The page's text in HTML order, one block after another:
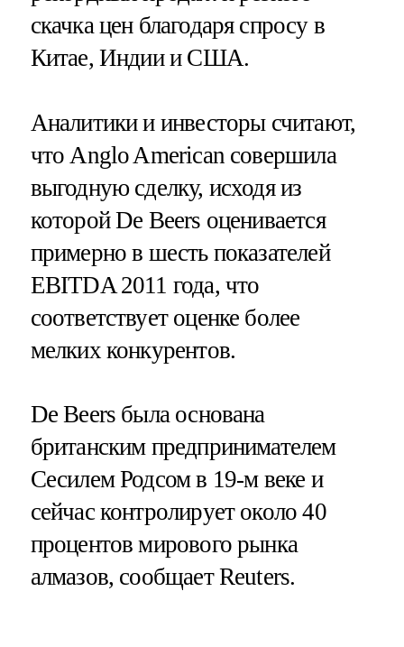
скачка цен благодаря спросу в
Китае, Индии и США.
Аналитики и инвесторы считают,
что Anglo American совершила
выгодную сделку, исходя из
которой De Beers оценивается
примерно в шесть показателей
EBITDA 2011 года, что
соответствует оценке более
мелких конкурентов.
De Beers была основана
британским предпринимателем
Сесилем Родсом в 19-м веке и
сейчас контролирует около 40
процентов мирового рынка
алмазов, сообщает Reuters.